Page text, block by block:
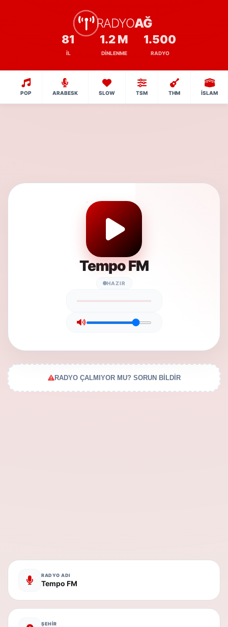
RADYOAĞ
81
İL
1.2 M
DINLENME
1.500
RADYO
POP ARABESK SLOW TSM THM İSLAM
Tempo FM
HAZIR
RADYO ÇALMIYOR MU? SORUN BİLDİR
RADYO ADI
Tempo FM
ŞEHİR